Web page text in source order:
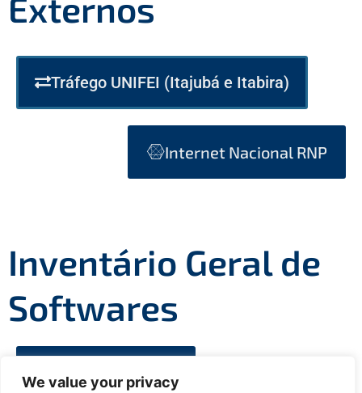
We value your privacy
Tráfego UNIFEI (Itajubá e Itabira)
Internet Nacional RNP
Inventário Geral de
Softwares
Acesse a planilha